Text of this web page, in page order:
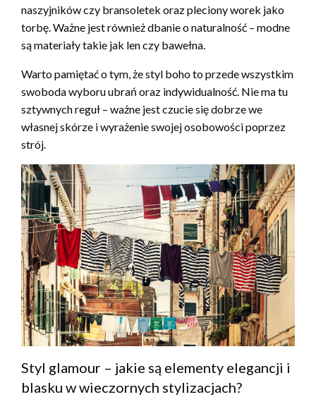
naszyjników czy bransoletek oraz pleciony worek jako
torbę. Ważne jest również dbanie o naturalność – modne
są materiały takie jak len czy bawełna.
Warto pamiętać o tym, że styl boho to przede wszystkim
swoboda wyboru ubrań oraz indywidualność. Nie ma tu
sztywnych reguł – ważne jest czucie się dobrze we
własnej skórze i wyrażenie swojej osobowości poprzez
strój.
Styl glamour – jakie są elementy elegancji i
blasku w wieczornych stylizacjach?